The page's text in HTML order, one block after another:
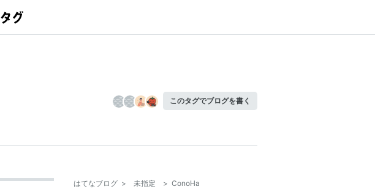
このタグでブログを書く
はてなブログ > 未指定 > ConoHa